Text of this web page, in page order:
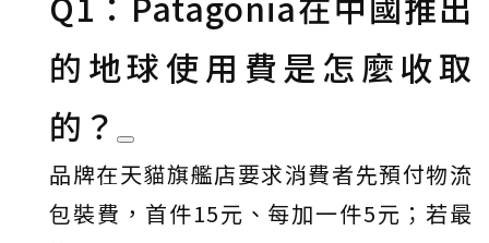
的地球使用費是怎麼收取
的？
品牌在天貓旗艦店要求消費者先預付物流
包裝費，首件15元、每加一件5元；若最